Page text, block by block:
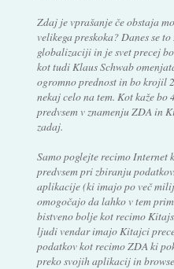
Zdaj je vprašanje če obstaja
velikega preskoka? Danes se
globalizaciji in je svet precej
kot tudi Klaus Schwab
ogromno prednost in bo krojil
nekaj celo na tem. Kot kaže
predvsem v znamenju ZDA in
zadaj.
Samo poglejte recimo Internet
predvsem pri zbiranju
aplikacije (ki imajo po več
omogočajo da lahko v tem
bistveno bolje kot recimo
ljudi vendar imajo Kitajci
podatkov kot recimo ZDA ki
preko svojih aplikacij in